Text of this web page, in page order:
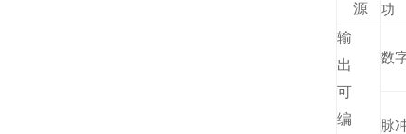
源
功
输
出
可
编
数
脉